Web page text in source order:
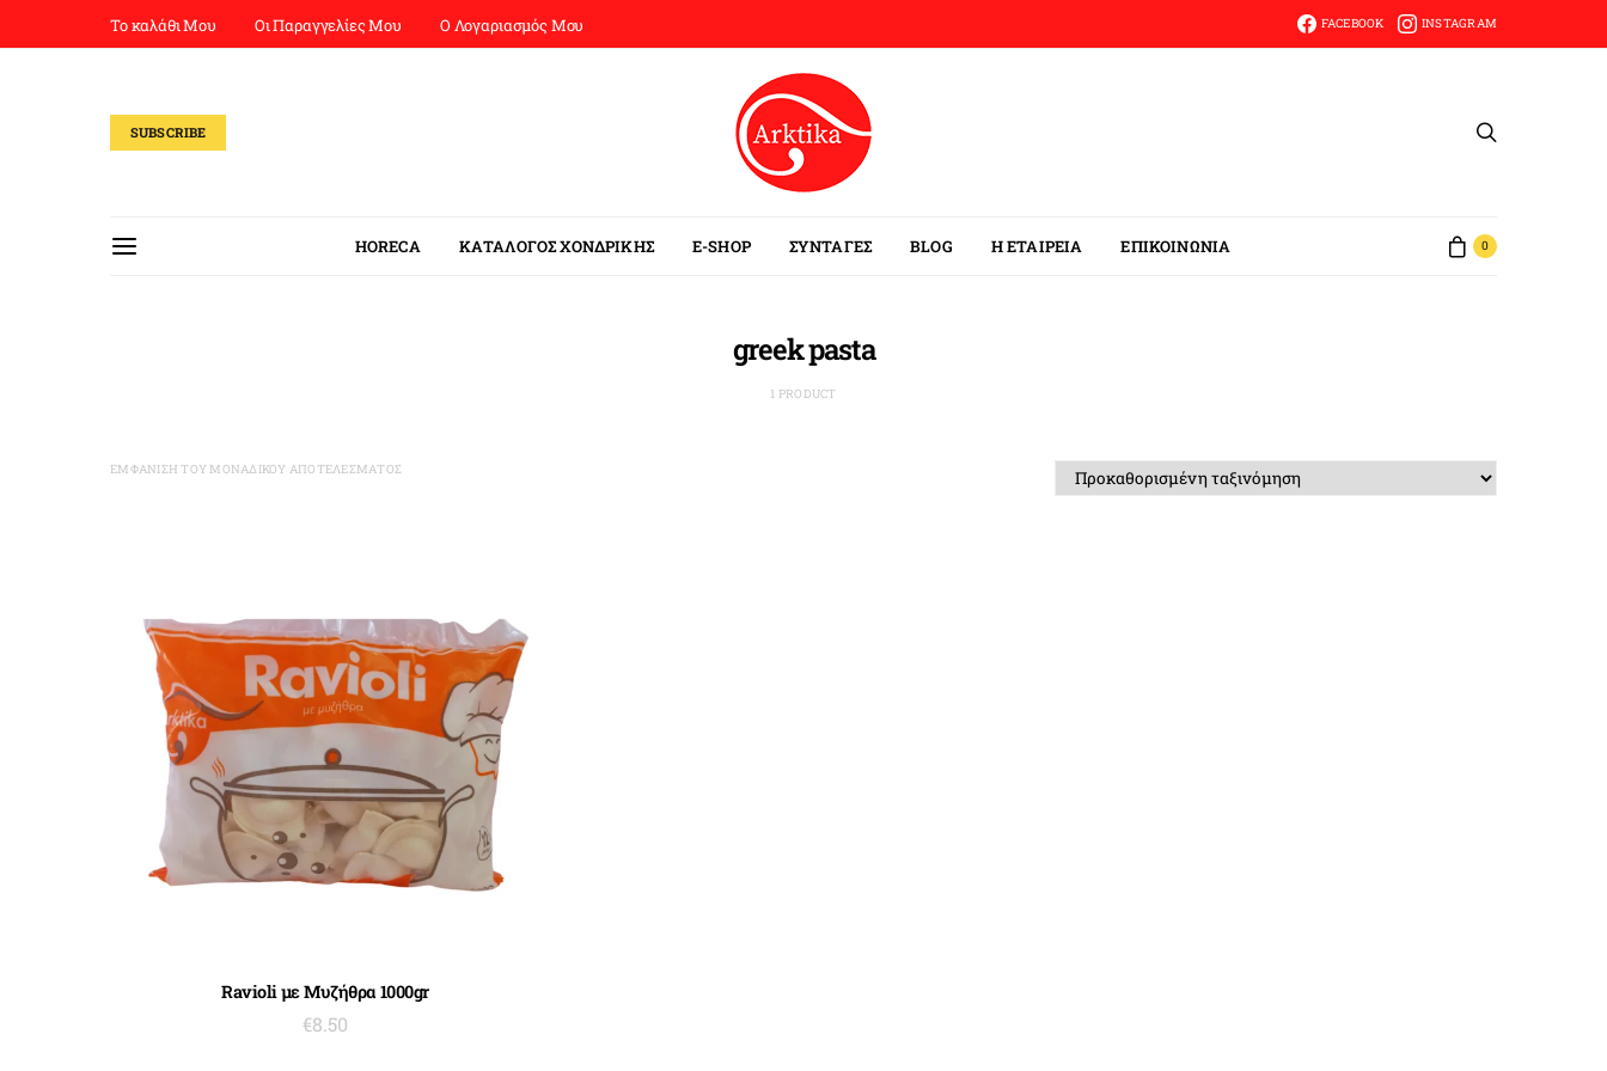
Το καλάθι Μου Οι Παραγγελίες Μου Ο Λογαριασμός Μου FACEBOOK INSTAGRAM
SUBSCRIBE
HORECA ΚΑΤΑΛΟΓΟΣ ΧΟΝΔΡΙΚΗΣ E-SHOP ΣΥΝΤΑΓΕΣ BLOG Η ΕΤΑΙΡΕΙΑ ΕΠΙΚΟΙΝΩΝΙΑ 0
greek pasta
1 PRODUCT
ΕΜΦΆΝΙΣΗ ΤΟΥ ΜΟΝΑΔΙΚΟΎ ΑΠΟΤΕΛΈΣΜΑΤΟΣ
ΠΡΟΣΘΉΚΗ ΣΤΟ ΚΑΛΆΘΙ
Ravioli με Μυζήθρα 1000gr
€8.50